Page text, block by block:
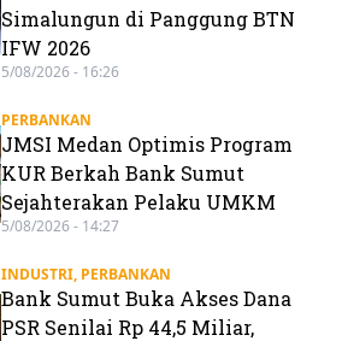
Simalungun di Panggung BTN
IFW 2026
5/08/2026 - 16:26
PERBANKAN
JMSI Medan Optimis Program
KUR Berkah Bank Sumut
Sejahterakan Pelaku UMKM
5/08/2026 - 14:27
INDUSTRI, PERBANKAN
Bank Sumut Buka Akses Dana
PSR Senilai Rp 44,5 Miliar,